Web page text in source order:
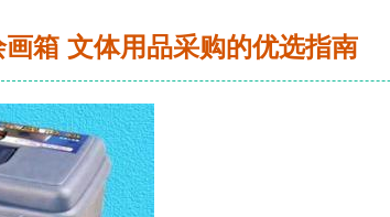
箱 文体用品采购的优选指南